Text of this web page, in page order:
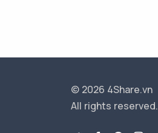
© 2026 4Share.vn
All rights reserved.